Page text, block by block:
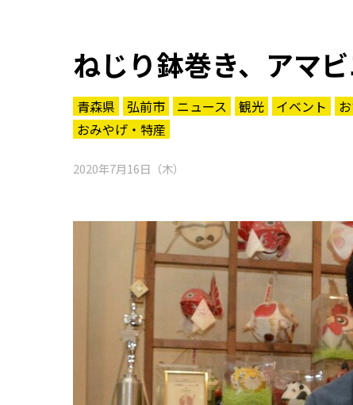
ねじり鉢巻き、アマ
青森県 弘前市 ニュース 観光 イベント
おみやげ・特産
2020年7月16日（木）